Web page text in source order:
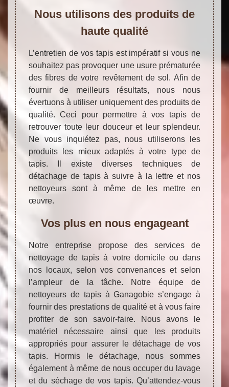
Nous utilisons des produits de
haute qualité
L’entretien de vos tapis est impératif si vous ne
souhaitez pas provoquer une usure prématurée
des fibres de votre revêtement de sol. Afin de
fournir de meilleurs résultats, nous nous
évertuons à utiliser uniquement des produits de
qualité. Ceci pour permettre à vos tapis de
retrouver toute leur douceur et leur splendeur.
Ne vous inquiétez pas, nous utiliserons les
produits les mieux adaptés à votre type de
tapis. Il existe diverses techniques de
détachage de tapis à suivre à la lettre et nos
nettoyeurs sont à même de les mettre en
œuvre.
Vos plus en nous engageant
Notre entreprise propose des services de
nettoyage de tapis à votre domicile ou dans
nos locaux, selon vos convenances et selon
l’ampleur de la tâche. Notre équipe de
nettoyeurs de tapis à Ganagobie s’engage à
fournir des prestations de qualité et à vous faire
profiter de son savoir-faire. Nous avons le
matériel nécessaire ainsi que les produits
appropriés pour assurer le détachage de vos
tapis. Hormis le détachage, nous sommes
également à même de nous occuper du lavage
et du séchage de vos tapis. Qu’attendez-vous